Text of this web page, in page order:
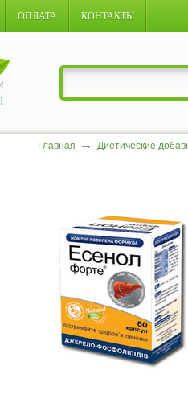
ОПЛАТА КОНТАКТЫ
Главная Диетические